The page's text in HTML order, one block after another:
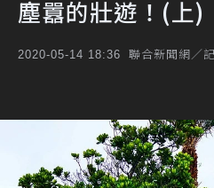
塵囂的壯遊！(上)
2020-05-14 18:36 聯合新聞網／